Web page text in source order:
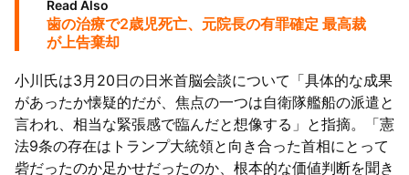
Read Also
歯の治療で2歳児死亡、元院長の有罪確定 最高裁
が上告棄却
小川氏は3月20日の日米首脳会談について「具体的な成果
があったか懐疑的だが、焦点の一つは自衛隊艦船の派遣と
言われ、相当な緊張感で臨んだと想像する」と指摘。「憲
法9条の存在はトランプ大統領と向き合った首相にとって
砦だったのか足かせだったのか、根本的な価値判断を聞き